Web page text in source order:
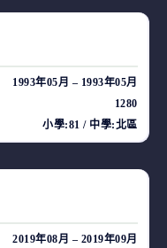
1993年05月 – 1993年05月
1280
小學:81 / 中學:北區
2019年08月 – 2019年09月